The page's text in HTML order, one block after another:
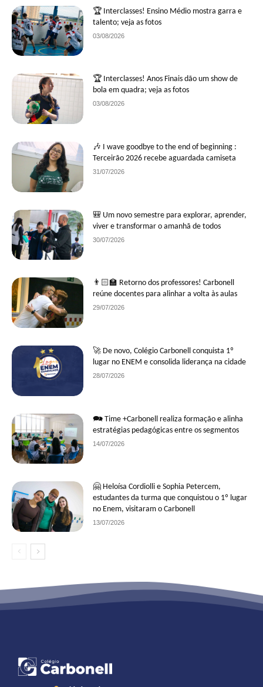
🏆 Interclasses! Ensino Médio mostra garra e
talento; veja as fotos
03/08/2026
🏆 Interclasses! Anos Finais dão um show de
bola em quadra; veja as fotos
03/08/2026
🎶 I wave goodbye to the end of beginning :
Terceirão 2026 recebe aguardada camiseta
31/07/2026
🎒 Um novo semestre para explorar, aprender,
viver e transformar o amanhã de todos
30/07/2026
👨🏻‍🏫 Retorno dos professores! Carbonell
reúne docentes para alinhar a volta às aulas
29/07/2026
🚀 De novo, Colégio Carbonell conquista 1º
lugar no ENEM e consolida liderança na cidade
28/07/2026
🗪 Time +Carbonell realiza formação e alinha
estratégias pedagógicas entre os segmentos
14/07/2026
🤗 Heloísa Cordiolli e Sophia Petercem,
estudantes da turma que conquistou o 1º lugar
no Enem, visitaram o Carbonell
13/07/2026